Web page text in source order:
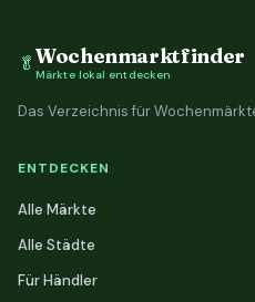
🥬Wochenmarktfinder
Märkte lokal entdecken
Das Verzeichnis für
ENTDECKEN
Alle Märkte
Alle Städte
Für Händler